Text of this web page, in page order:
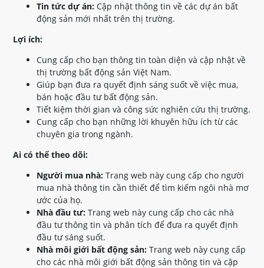
Tin tức dự án: Cập nhật thông tin về các dự án bất
động sản mới nhất trên thị trường.
Lợi ích:
Cung cấp cho bạn thông tin toàn diện và cập nhật về
thị trường bất động sản Việt Nam.
Giúp bạn đưa ra quyết định sáng suốt về việc mua,
bán hoặc đầu tư bất động sản.
Tiết kiệm thời gian và công sức nghiên cứu thị trường.
Cung cấp cho bạn những lời khuyên hữu ích từ các
chuyên gia trong ngành.
Ai có thể theo dõi:
Người mua nhà: Trang web này cung cấp cho người
mua nhà thông tin cần thiết để tìm kiếm ngôi nhà mơ
ước của họ.
Nhà đầu tư: Trang web này cung cấp cho các nhà
đầu tư thông tin và phân tích để đưa ra quyết định
đầu tư sáng suốt.
Nhà môi giới bất động sản: Trang web này cung cấp
cho các nhà môi giới bất động sản thông tin và cập